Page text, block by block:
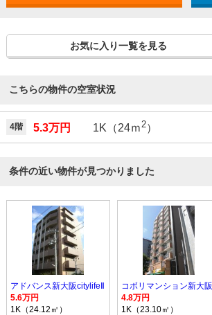
お気に入り一覧を見る
こちらの物件の空室状況
4階 5.3万円 1K（24ｍ 2）
条件の近い物件が見つかりました
アドバンス新大阪citylifeⅡ
5.6万円
1K（24.12㎡）
コボリマンション新大阪
4.8万円
1K（23.10㎡）